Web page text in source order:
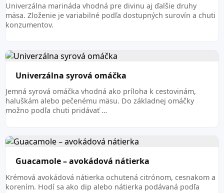
Univerzálna marináda vhodná pre divinu aj ďalšie druhy
mäsa. Zloženie je variabilné podľa dostupných surovín a chuti
konzumentov.
Univerzálna syrová omáčka
Jemná syrová omáčka vhodná ako príloha k cestovinám,
haluškám alebo pečenému mäsu. Do základnej omáčky
možno podľa chuti pridávať …
Guacamole – avokádová nátierka
Krémová avokádová nátierka ochutená citrónom, cesnakom a
korením. Hodí sa ako dip alebo nátierka podávaná podľa